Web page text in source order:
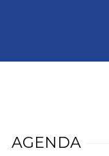
AGENDA